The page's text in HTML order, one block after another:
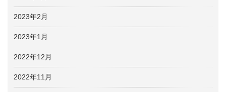
2023年2月
2023年1月
2022年12月
2022年11月